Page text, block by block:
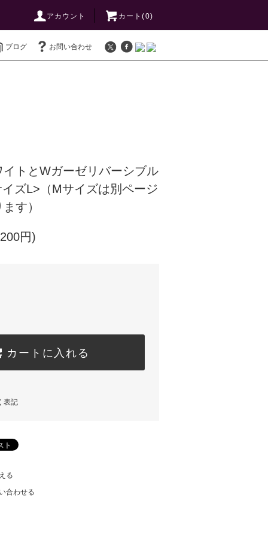
アカウント カート(0)
ブログ お問い合わせ
トとWガーゼリバーシブル
ズL>（Mサイズは別ページ
す）
円)
カートに入れる
表記
る
合わせる